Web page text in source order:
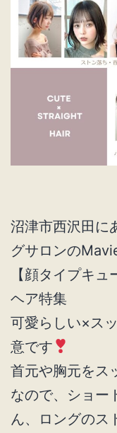
沼津市西沢田に
グサロンの
【顔タイプキ
ヘア特集
可愛らしい×ス
意です
首元や胸元をス
なので、ショー
ん、ロングのス